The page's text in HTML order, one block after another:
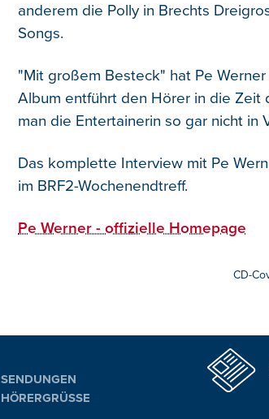
anderem die Polly in Brechts
Songs.
"Mit großem Besteck" hat Pe
Album entführt den Hörer in die Zeit
man die Entertainerin so gar nicht in
Das komplette Interview mit Pe
im BRF2-Wochenendtreff.
Pe Werner - offizielle Homepage
CD-
SENDUNGEN
HÖRERGRÜSSE